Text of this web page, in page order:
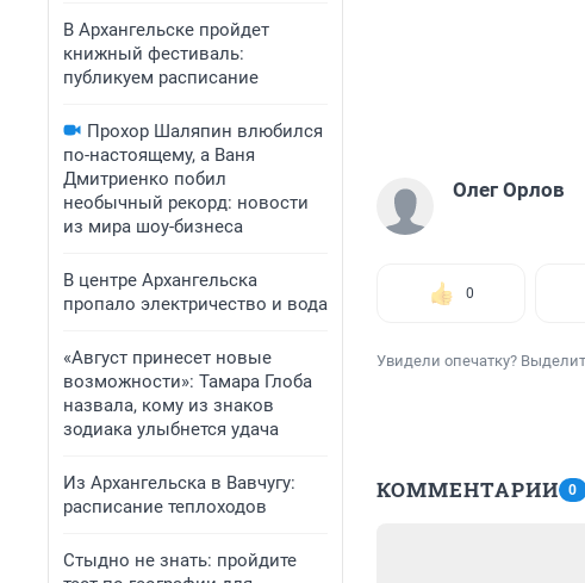
В Архангельске пройдет
книжный фестиваль:
публикуем расписание
Прохор Шаляпин влюбился
по-настоящему, а Ваня
Дмитриенко побил
необычный рекорд: новости
из мира шоу-бизнеса
В центре Архангельска
пропало электричество и вода
«Август принесет новые
возможности»: Тамара Глоба
назвала, кому из знаков
зодиака улыбнется удача
Из Архангельска в Вавчугу:
расписание теплоходов
Стыдно не знать: пройдите
Олег Орлов
0
Увидели опечатку?
КОММЕНТАРИИ 0